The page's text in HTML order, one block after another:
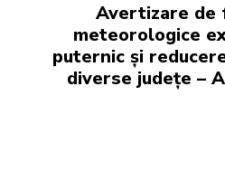
Avertizare de
meteorologice
puternic și
diverse județe –